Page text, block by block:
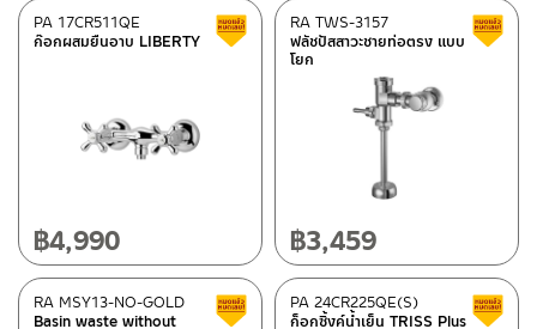
ก๊อกผสมยืนอาบ LIBERTY
PA 17CR511QE Clearance sale
฿4,990
ฟลัชปัสสาวะชายท่อตรง แบบ
โยก
RA TWS-3157
฿3,459
Basin waste without
RA MSY13-NO-GOLD Clearance sale
ก็อกซิ้งค์น้ำเย็น TRISS Plus
PA 24CR225QE(S)